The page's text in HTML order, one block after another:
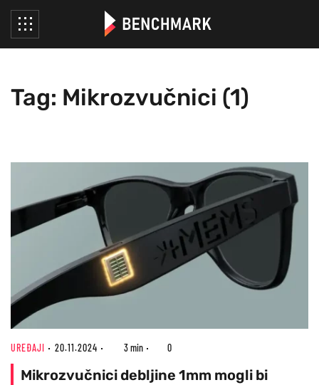
Tag: Mikrozvučnici (1)
UREĐAJI 20.11.2024 3 min 0
Mikrozvučnici debljine 1mm mogli bi